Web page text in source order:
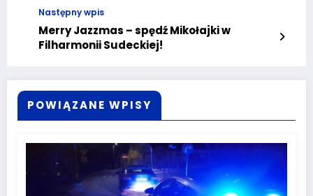
Następny wpis
Merry Jazzmas – spędź Mikołajki w
Filharmonii Sudeckiej!
POWIĄZANE WPISY